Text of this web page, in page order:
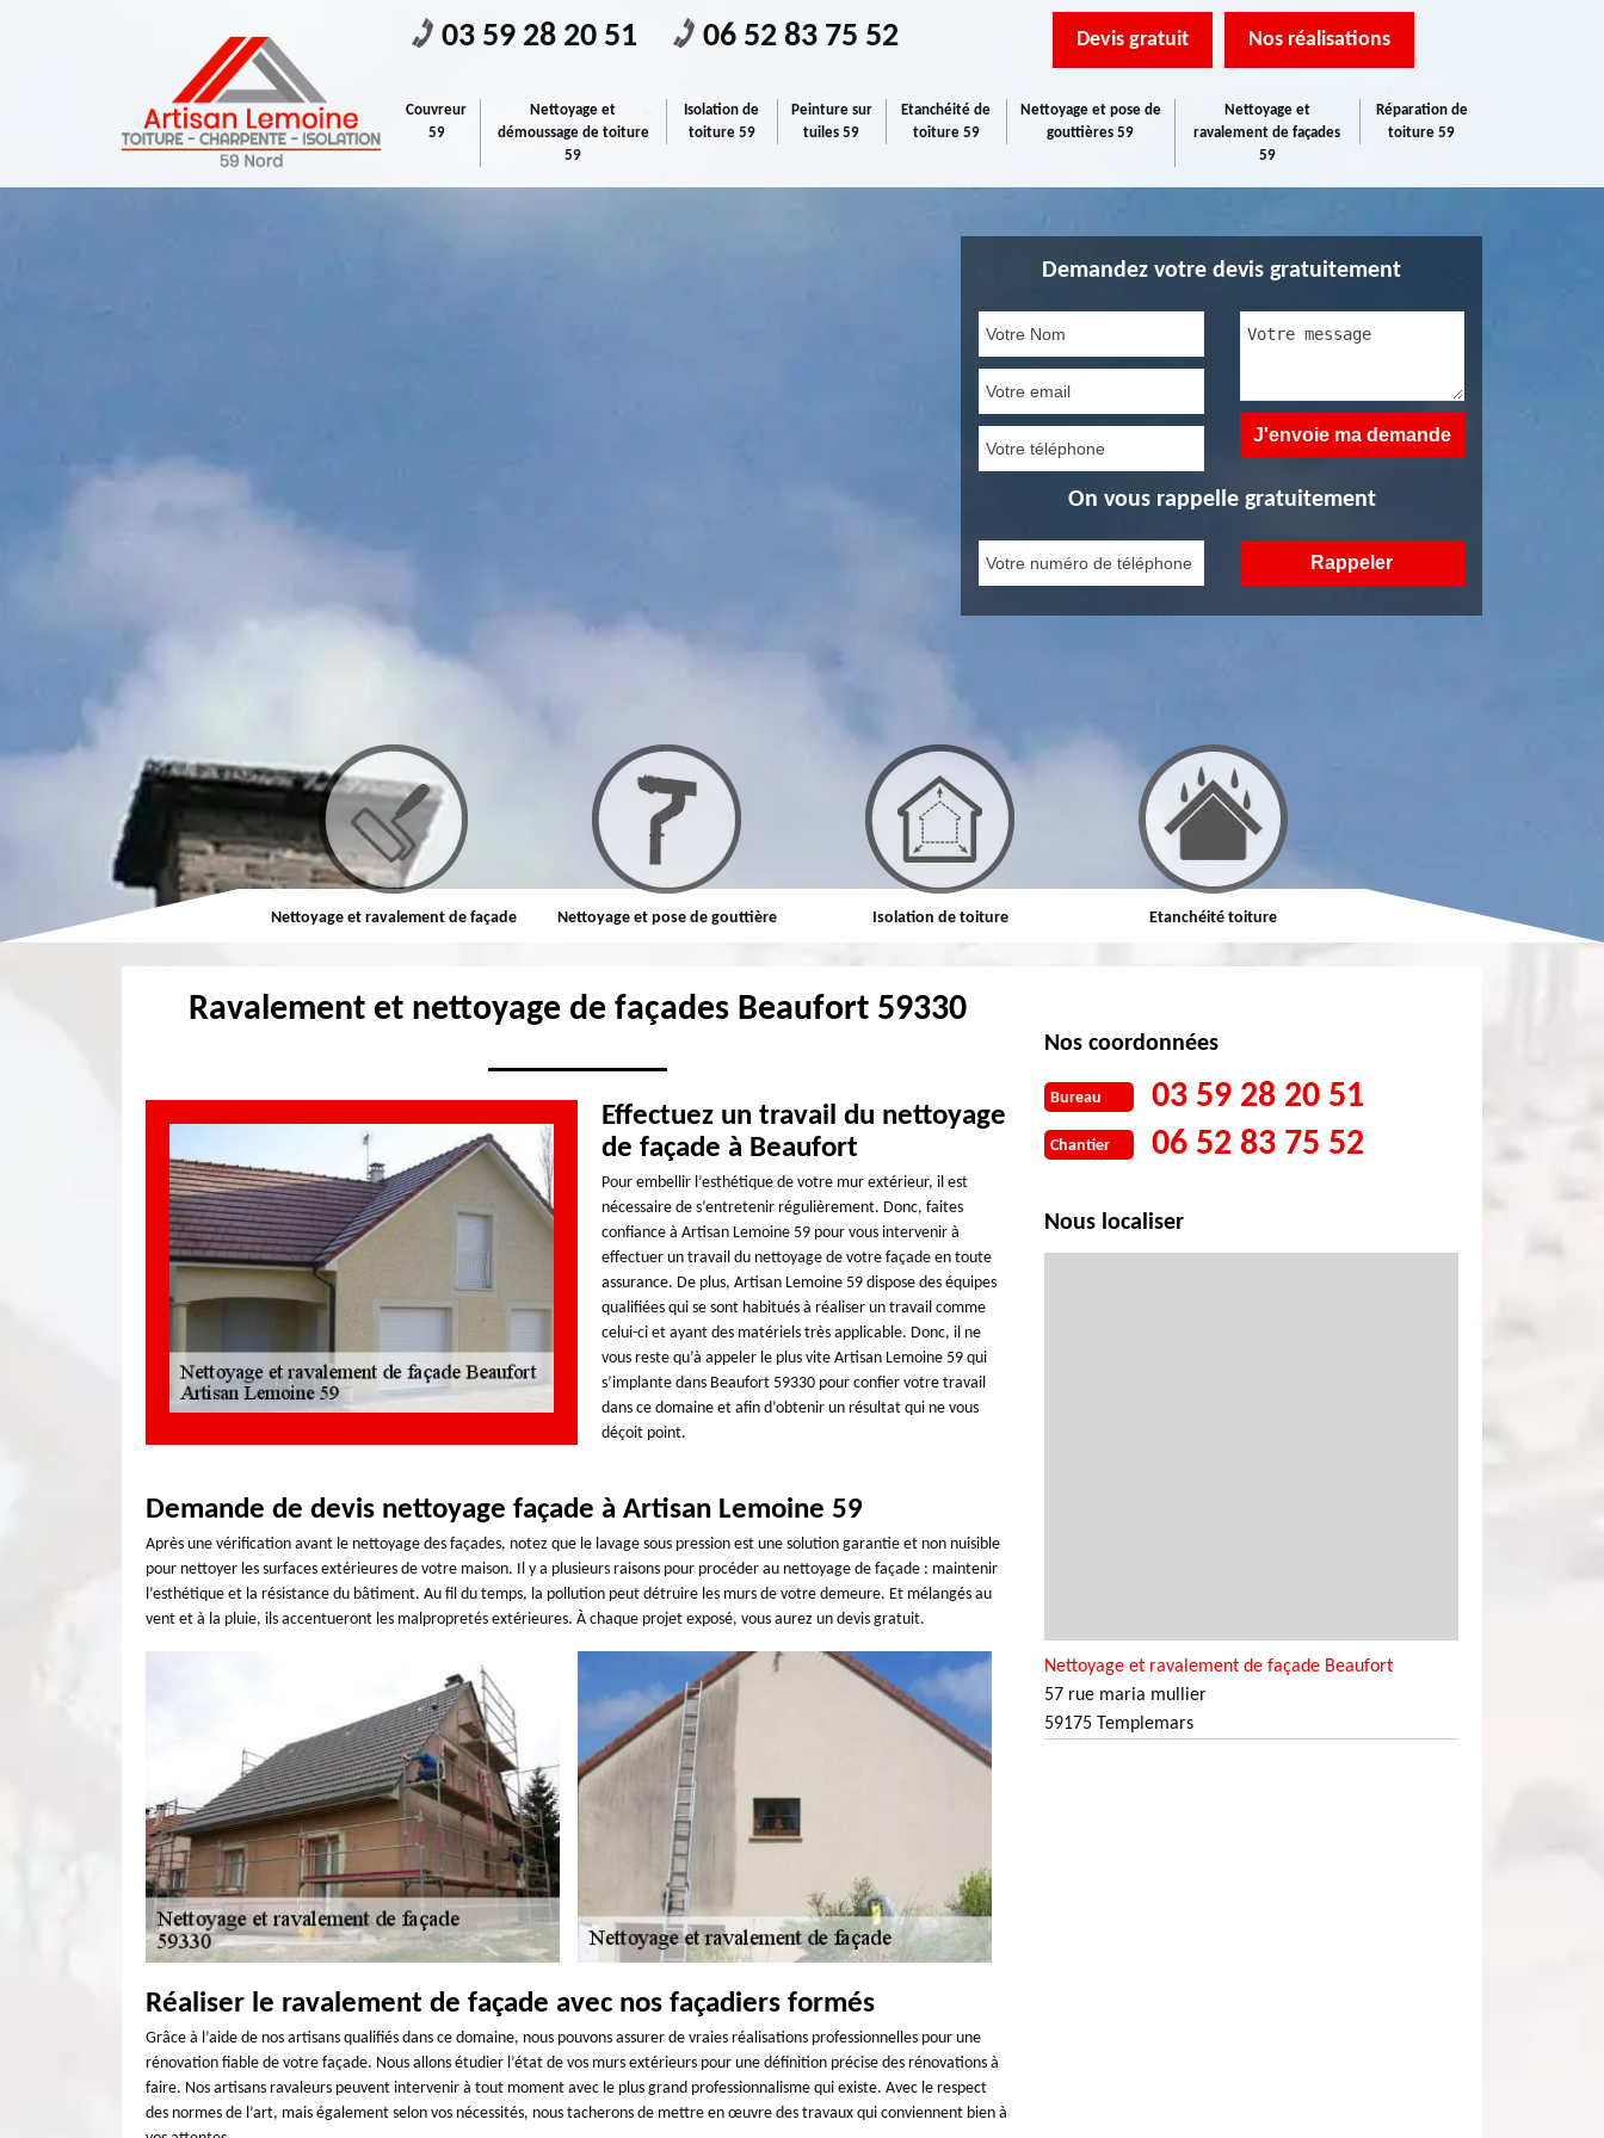
03 59 28 20 51 06 52 83 75 52 Devis gratuit Nos réalisations
Couvreur
59
Nettoyage et
démoussage de toiture
59
Isolation de
toiture 59
Peinture sur
tuiles 59
Etanchéité de
toiture 59
Nettoyage et pose de
gouttières 59
Nettoyage et
ravalement de façades
59
Réparation de
toiture 59
Demandez votre devis gratuitement
On vous rappelle gratuitement
Couvreur Nettoyage et ravalement de façade Nettoyage et pose de gouttière Isolation de toiture Etanchéité toiture Réparation de toiture
Ravalement et nettoyage de façades Beaufort 59330
Effectuez un travail du nettoyage
de façade à Beaufort
Pour embellir l’esthétique de votre mur extérieur, il est
nécessaire de s’entretenir régulièrement. Donc, faites
confiance à Artisan Lemoine 59 pour vous intervenir à
effectuer un travail du nettoyage de votre façade en toute
assurance. De plus, Artisan Lemoine 59 dispose des équipes
qualifiées qui se sont habitués à réaliser un travail comme
celui-ci et ayant des matériels très applicable. Donc, il ne
vous reste qu’à appeler le plus vite Artisan Lemoine 59 qui
s’implante dans Beaufort 59330 pour confier votre travail
dans ce domaine et afin d’obtenir un résultat qui ne vous
déçoit point.
Demande de devis nettoyage façade à Artisan Lemoine 59
Après une vérification avant le nettoyage des façades, notez que le lavage sous pression est une solution garantie et non nuisible
pour nettoyer les surfaces extérieures de votre maison. Il y a plusieurs raisons pour procéder au nettoyage de façade : maintenir
l’esthétique et la résistance du bâtiment. Au fil du temps, la pollution peut détruire les murs de votre demeure. Et mélangés au
vent et à la pluie, ils accentueront les malpropretés extérieures. À chaque projet exposé, vous aurez un devis gratuit.
Réaliser le ravalement de façade avec nos façadiers formés
Grâce à l’aide de nos artisans qualifiés dans ce domaine, nous pouvons assurer de vraies réalisations professionnelles pour une
rénovation fiable de votre façade. Nous allons étudier l’état de vos murs extérieurs pour une définition précise des rénovations à
faire. Nos artisans ravaleurs peuvent intervenir à tout moment avec le plus grand professionnalisme qui existe. Avec le respect
des normes de l’art, mais également selon vos nécessités, nous tacherons de mettre en œuvre des travaux qui conviennent bien à
Nos coordonnées
Bureau 03 59 28 20 51
Chantier 06 52 83 75 52
Nous localiser
Nettoyage et ravalement de façade Beaufort
57 rue maria mullier
59175 Templemars